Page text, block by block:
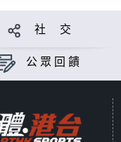
到未來職業發
社 交
公眾回饋